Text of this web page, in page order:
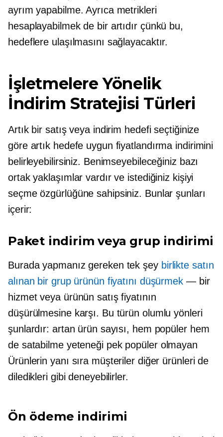
ayrım yapabilme. Ayrıca metrikleri
hesaplayabilmek de bir artıdır çünkü bu,
hedeflere ulaşılmasını sağlayacaktır.
İşletmelere Yönelik
İndirim Stratejisi Türleri
Artık bir satış veya indirim hedefi seçtiğinize
göre artık hedefe uygun fiyatlandırma indirimini
belirleyebilirsiniz. Benimseyebileceğiniz bazı
ortak yaklaşımlar vardır ve istediğiniz kişiyi
seçme özgürlüğüne sahipsiniz. Bunlar şunları
içerir:
Paket indirim veya grup indirimi
Burada yapmanız gereken tek şey birlikte satın
alınan bir grup ürünün fiyatını düşürmek — bir
hizmet veya ürünün satış fiyatının
düşürülmesine karşı. Bu türün olumlu yönleri
şunlardır: artan ürün sayısı, hem popüler hem
de satabilme yeteneği pek popüler olmayan
Ürünlerin yanı sıra müşteriler diğer ürünleri de
diledikleri gibi deneyebilirler.
Ön ödeme indirimi